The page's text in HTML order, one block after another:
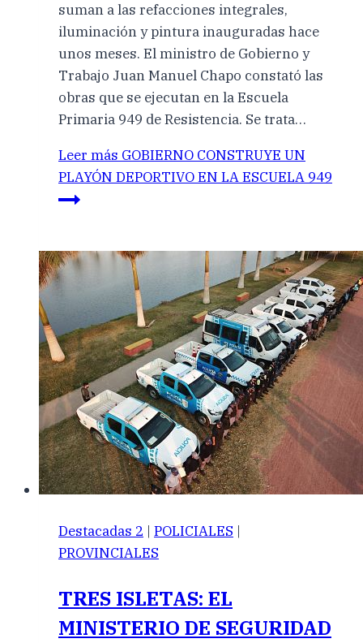
suman a las refacciones integrales,
iluminación y pintura inauguradas hace
unos meses. El ministro de Gobierno y
Trabajo Juan Manuel Chapo constató las
obras que se ejecutan en la Escuela
Primaria 949 de Resistencia. Se trata…
Leer más GOBIERNO CONSTRUYE UN
PLAYÓN DEPORTIVO EN LA ESCUELA 949
Destacadas 2 | POLICIALES |
PROVINCIALES
TRES ISLETAS: EL
MINISTERIO DE SEGURIDAD